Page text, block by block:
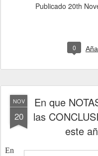
Publicado 20th
0
NOV
20
En que
las
este
En